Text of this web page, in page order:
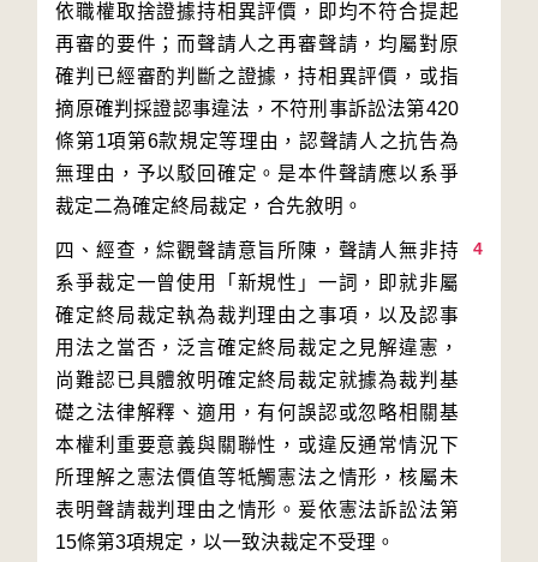
依職權取捨證據持相異評價，即均不符合提起
再審的要件；而聲請人之再審聲請，均屬對原
確判已經審酌判斷之證據，持相異評價，或指
摘原確判採證認事違法，不符刑事訴訟法第420
條第1項第6款規定等理由，認聲請人之抗告為
無理由，予以駁回確定。是本件聲請應以系爭
4
四、經查，綜觀聲請意旨所陳，聲請人無非持
系爭裁定一曾使用「新規性」一詞，即就非屬
確定終局裁定執為裁判理由之事項，以及認事
用法之當否，泛言確定終局裁定之見解違憲，
尚難認已具體敘明確定終局裁定就據為裁判基
礎之法律解釋、適用，有何誤認或忽略相關基
本權利重要意義與關聯性，或違反通常情況下
所理解之憲法價值等牴觸憲法之情形，核屬未
表明聲請裁判理由之情形。爰依憲法訴訟法第
15條第3項規定，以一致決裁定不受理。